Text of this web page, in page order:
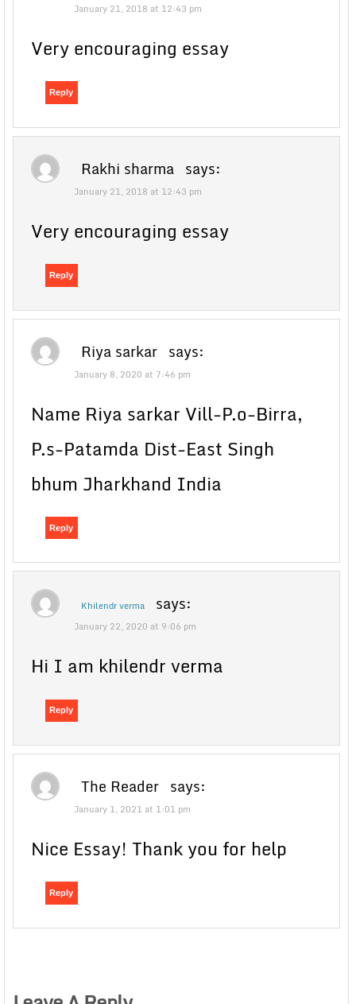
January 21, 2018 at 12:43 pm
Very encouraging essay
Reply
Rakhi sharma says:
January 21, 2018 at 12:43 pm
Very encouraging essay
Reply
Riya sarkar says:
January 8, 2020 at 7:46 pm
Name Riya sarkar Vill-P.o-Birra,
P.s-Patamda Dist-East Singh
bhum Jharkhand India
Reply
Khilendr verma says:
January 22, 2020 at 9:06 pm
Hi I am khilendr verma
Reply
The Reader says:
January 1, 2021 at 1:01 pm
Nice Essay! Thank you for help
Reply